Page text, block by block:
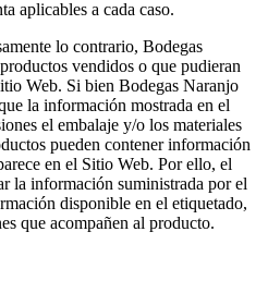
aplicables a cada caso.
lo contrario, Bodegas
vendidos o que pudieran
Web. Si bien Bodegas Naranjo
la información mostrada en el
el embalaje y/o los materiales
pueden contener información
en el Sitio Web. Por ello, el
la información suministrada por el
disponible en el etiquetado,
que acompañen al producto.